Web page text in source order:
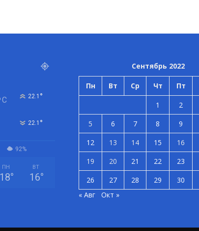
C 22.1 °
22.1 °
92%
ПН
18°
ВТ
16°
Сентябрь 2022
Пн Вт Ср Чт Пт
1 2
5
6 7 8 9
12
13 14 15 16
19
20 21 22 23
26
27 28 29
30
« Авг
Окт »